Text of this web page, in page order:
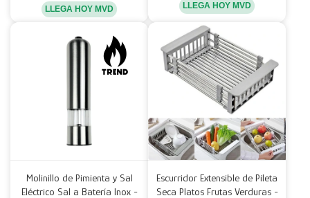
LLEGA HOY MVD LLEGA HOY MVD
Molinillo de Pimienta y Sal
Eléctrico Sal a Batería Inox -
Escurridor Extensible de Pileta
Seca Platos Frutas Verduras -